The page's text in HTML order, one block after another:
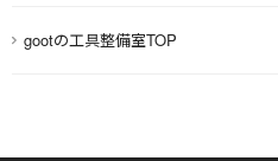
gootの工具整備室TOP